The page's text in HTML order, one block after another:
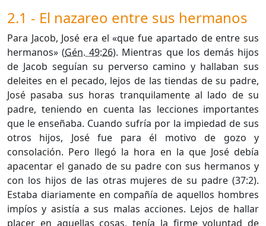
2.1 - El nazareo entre sus hermanos
Para Jacob, José era el «que fue apartado de entre sus
hermanos» (Gén. 49:26). Mientras que los demás hijos
de Jacob seguían su perverso camino y hallaban sus
deleites en el pecado, lejos de las tiendas de su padre,
José pasaba sus horas tranquilamente al lado de su
padre, teniendo en cuenta las lecciones importantes
que le enseñaba. Cuando sufría por la impiedad de sus
otros hijos, José fue para él motivo de gozo y
consolación. Pero llegó la hora en la que José debía
apacentar el ganado de su padre con sus hermanos y
con los hijos de las otras mujeres de su padre (37:2).
Estaba diariamente en compañía de aquellos hombres
impíos y asistía a sus malas acciones. Lejos de hallar
placer en aquellas cosas, tenía la firme voluntad de